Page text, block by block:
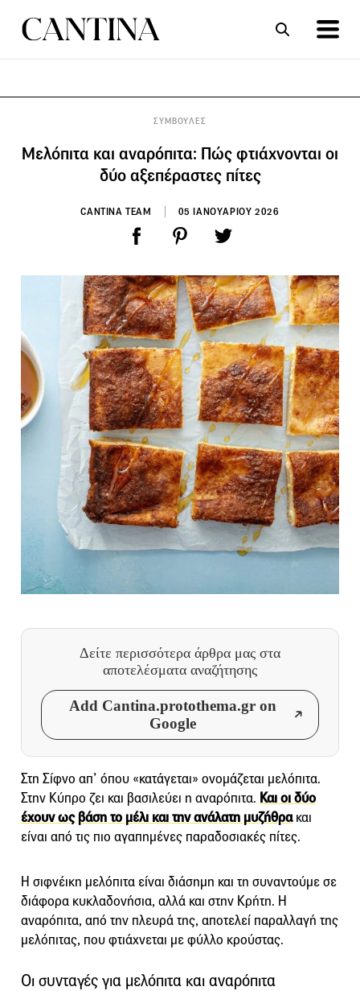
ΣΥΜΒΟΥΛΕΣ
Μελόπιτα και αναρόπιτα: Πώς φτιάχνονται οι
δύο αξεπέραστες πίτες
CANTINA TEAM 05 ΙΑΝΟΥΑΡΙΟΥ 2026
Δείτε περισσότερα άρθρα μας στα
αποτελέσματα αναζήτησης
Add Cantina.protothema.gr on
Google
Στη Σίφνο απ’ όπου «κατάγεται» ονομάζεται μελόπιτα.
Στην Κύπρο ζει και βασιλεύει η αναρόπιτα. Και οι δύο
έχουν ως βάση το μέλι και την ανάλατη μυζήθρακαι
είναι από τις πιο αγαπημένες παραδοσιακές πίτες.
Η σιφνέικη μελόπιτα είναι διάσημη και τη συναντούμε σε
διάφορα κυκλαδονήσια, αλλά και στην Κρήτη. Η
αναρόπιτα, από την πλευρά της, αποτελεί παραλλαγή της
μελόπιτας, που φτιάχνεται με φύλλο κρούστας.
Οι συνταγές για μελόπιτα και αναρόπιτα